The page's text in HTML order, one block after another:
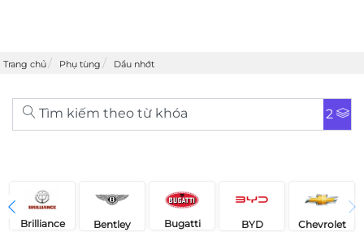
Trang chủ Phụ tùng Dầu nhớt
Tìm kiếm theo từ khóa 2
Brilliance Bentley Bugatti BYD Chevrolet